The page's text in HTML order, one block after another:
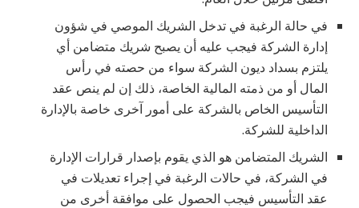
في حالة الرغبة في تدخل الشريك الموصي في شؤون
إدارة الشركة فيجب عليه أن يصبح شريك متضامن أي
يلتزم بسداد ديون الشركة سواء من حصته في رأس
المال أو من ذمته المالية الخاصة، ذلك إن لم ينص عقد
التأسيس الخاص بالشركة على أمور آخرى خاصة بالإدارة
الداخلية للشركة.
الشريك المتضامن هو الذي يقوم بإصدار قرارات الإدارة
في الشركة، في حالات الرغبة في إجراء تعديلات في
عقد التأسيس فيجب الحصول على موافقة أخرى من